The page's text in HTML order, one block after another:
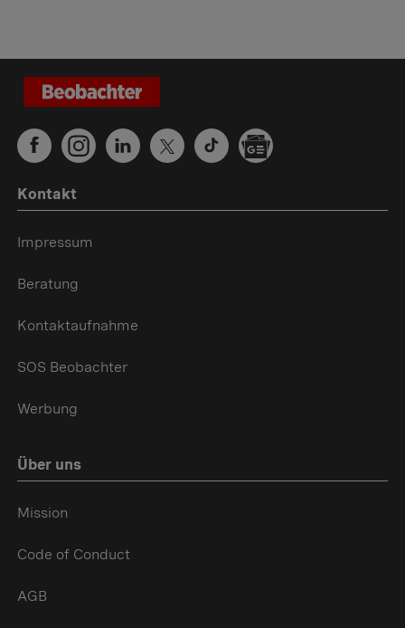
Kontakt
Impressum
Beratung
Kontaktaufnahme
SOS Beobachter
Werbung
Über uns
Mission
Code of Conduct
AGB